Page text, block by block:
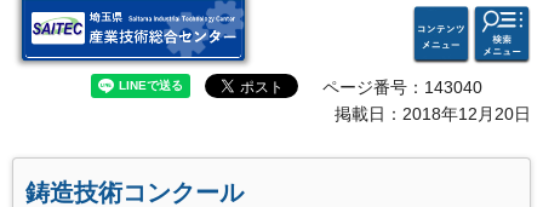
埼玉県 産業技術総合セン
コンテ
ンツメ
ニュー
検索・
共通メ
ニュー
ページ番号：143040
掲載日：2018年12月20日
鋳造技術コンクール